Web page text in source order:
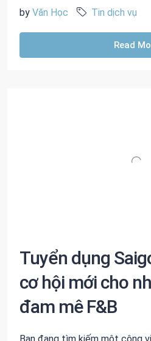
by Văn Học Tin dịch vụ
Read
Tuyển dụng
cơ hội mới cho
đam mê F&B